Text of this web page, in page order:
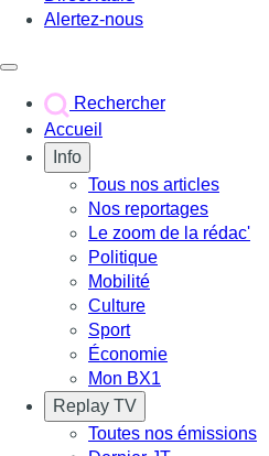
Alertez-nous
Rechercher
Accueil
Info
Tous nos articles
Nos reportages
Le zoom de la rédac'
Politique
Mobilité
Culture
Sport
Économie
Mon BX1
Replay TV
Toutes nos émissions